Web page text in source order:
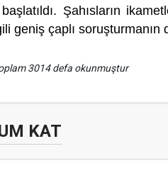
Şahısların
geniş çaplı soruşturmanın
3014 defa okunmuştur
KAT